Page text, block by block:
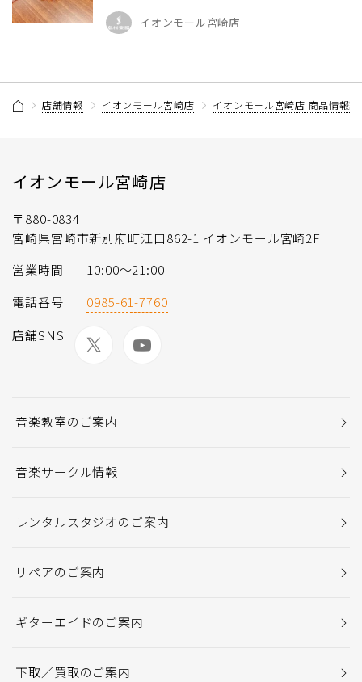
イオンモール宮崎店
店舗情報 イオンモール宮崎店 イオンモール宮崎店 商品情報
イオンモール宮崎店
〒880-0834
宮崎県宮崎市新別府町江口862-1 イオンモール宮崎2F
営業時間
10:00〜21:00
電話番号
0985-61-7760
店舗SNS
音楽教室のご案内
音楽サークル情報
レンタルスタジオのご案内
リペアのご案内
ギターエイドのご案内
下取／買取のご案内